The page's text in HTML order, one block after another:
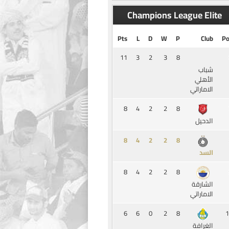
Champions League Elite
Club
P
W
D
L
Pts
شباب
الأهلي
الاماراتي
8
3
2
3
11
الدحيل
8
2
2
4
8
السد
8
2
2
4
8
الشارقة
الاماراتي
8
2
2
4
8
الغرافة
8
2
0
6
6